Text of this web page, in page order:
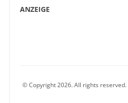
ANZEIGE
© Copyright 2026. All rights reserved.